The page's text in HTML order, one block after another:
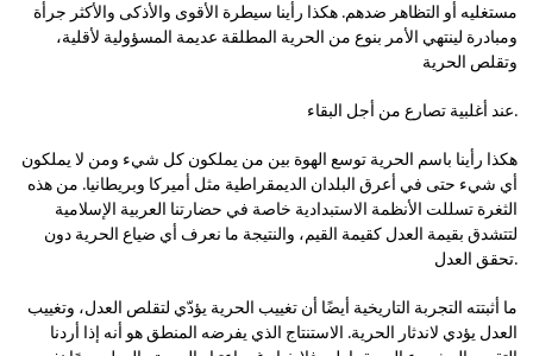
مستغليه أو التظاهر ضدهم. هكذا رأينا سيطرة الأقوى والأذكى والأكثر جرأة
ومبادرة لينتهي الأمر بنوع من الحرية المطلقة عديمة المسؤولية لأقلية،
وتقلص الحرية
عند أغلبية تصارع من أجل البقاء.
هكذا رأينا باسم الحرية توسع الهوة بين من يملكون كل شيء ومن لا يملكون
أي شيء حتى في أعرق البلدان الديمقراطية مثل أميركا وبريطانيا. من هذه
الثغرة تسللت الأنظمة الاستبدادية خاصة في حضارتنا العربية الإسلامية
لتتشدق بقيمة العدل كقيمة القيم، والنتيجة ما نعرف أي ضياع الحرية دون
تحقق العدل.
ما أثبتته التجربة التاريخية أيضًا أن تغييب الحرية يؤدّي لتقلص العدل، وتغييب
العدل يؤدي لاندثار الحرية. الاستنتاج الذي يفرضه المنطق هو أنه إذا أردنا